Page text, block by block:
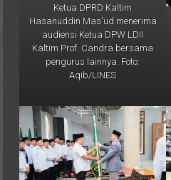
Hasanuddin Mas'ud menerima
audiensi Ketua DPW LDII
Kaltim Prof. Candra bersama
pengurus lainnya. Foto:
Aqib/LINES